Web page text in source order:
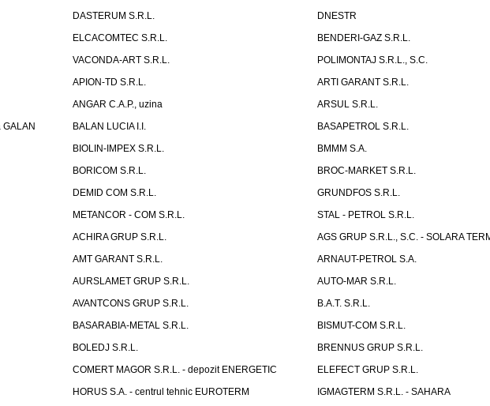
DASTERUM S.R.L.
DNESTR
ELCACOMTEC S.R.L.
BENDERI-GAZ S.R.L.
VACONDA-ART S.R.L.
POLIMONTAJ S.R.L., S.C.
APION-TD S.R.L.
ARTI GARANT S.R.L.
ANGAR C.A.P., uzina
ARSUL S.R.L.
BALAN LUCIA I.I.
BASAPETROL S.R.L.
BIOLIN-IMPEX S.R.L.
BMMM S.A.
BORICOM S.R.L.
BROC-MARKET S.R.L.
DEMID COM S.R.L.
GRUNDFOS S.R.L.
METANCOR - COM S.R.L.
STAL - PETROL S.R.L.
ACHIRA GRUP S.R.L.
AGS GRUP S.R.L., S.C. - SOLARA
AMT GARANT S.R.L.
ARNAUT-PETROL S.A.
AURSLAMET GRUP S.R.L.
AUTO-MAR S.R.L.
AVANTCONS GRUP S.R.L.
B.A.T. S.R.L.
BASARABIA-METAL S.R.L.
BISMUT-COM S.R.L.
BOLEDJ S.R.L.
BRENNUS GRUP S.R.L.
COMERT MAGOR S.R.L. - depozit ENERGETIC
ELEFECT GRUP S.R.L.
HORUS S.A. - centrul tehnic EUROTERM
IGMAGTERM S.R.L. - SAHARA